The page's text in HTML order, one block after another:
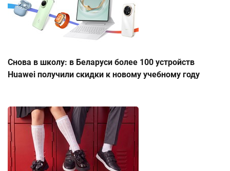
Снова в школу: в Беларуси более 100 устройств
Huawei получили скидки к новому учебному году